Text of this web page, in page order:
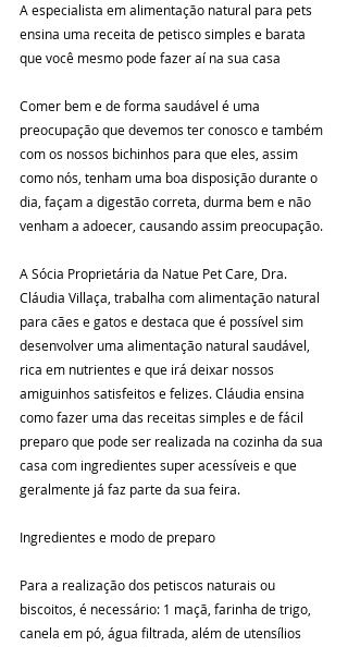
A especialista em alimentação natural para pets
ensina uma receita de petisco simples e barata
que você mesmo pode fazer aí na sua casa
Comer bem e de forma saudável é uma
preocupação que devemos ter conosco e também
com os nossos bichinhos para que eles, assim
como nós, tenham uma boa disposição durante o
dia, façam a digestão correta, durma bem e não
venham a adoecer, causando assim preocupação.
A Sócia Proprietária da Natue Pet Care, Dra.
Cláudia Villaça, trabalha com alimentação natural
para cães e gatos e destaca que é possível sim
desenvolver uma alimentação natural saudável,
rica em nutrientes e que irá deixar nossos
amiguinhos satisfeitos e felizes. Cláudia ensina
como fazer uma das receitas simples e de fácil
preparo que pode ser realizada na cozinha da sua
casa com ingredientes super acessíveis e que
geralmente já faz parte da sua feira.
Ingredientes e modo de preparo
Para a realização dos petiscos naturais ou
biscoitos, é necessário: 1 maçã, farinha de trigo,
canela em pó, água filtrada, além de utensílios